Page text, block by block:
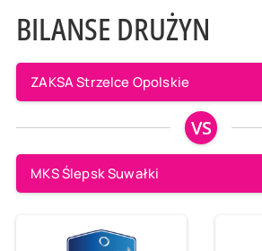
BILANSE DRUŻYN
ZAKSA Strzelce Opolskie
VS
MKS Ślepsk Suwałki